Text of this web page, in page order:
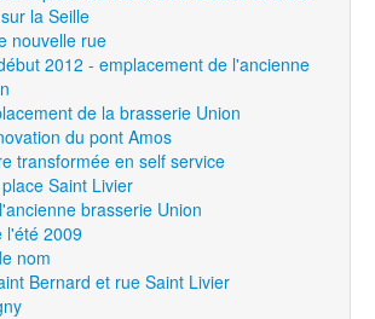
la Seille
nouvelle rue
2012 - emplacement de l'ancienne
de la brasserie Union
du pont Amos
transformée en self service
Saint Livier
brasserie Union
l'été 2009
nom
Bernard et rue Saint Livier